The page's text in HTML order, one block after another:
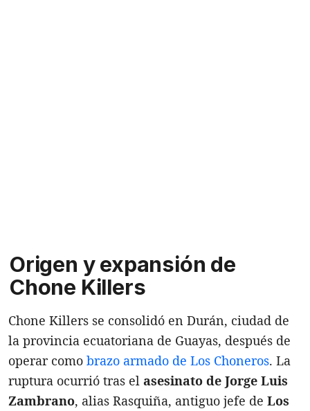
Origen y expansión de
Chone Killers
Chone Killers se consolidó en Durán, ciudad de
la provincia ecuatoriana de Guayas, después de
operar como brazo armado de Los Choneros. La
ruptura ocurrió tras el asesinato de Jorge Luis
Zambrano, alias Rasquiña, antiguo jefe de Los